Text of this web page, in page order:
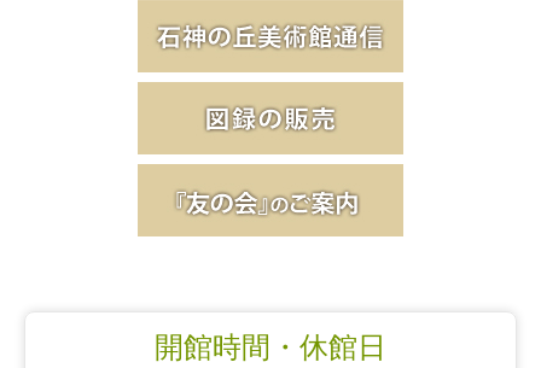
開館時間・休館日